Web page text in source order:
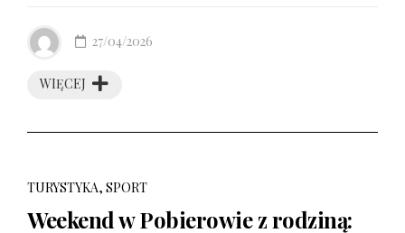
WIĘCEJ
27/04/2026
TURYSTYKA, SPORT
Weekend w Pobierowie z rodziną: